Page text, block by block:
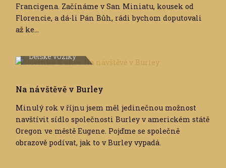
Francigena. Začínáme v San Miniatu, kousek od
Florencie, a dá-li Pán Bůh, rádi bychom doputovali
až ke...
Dětské vozíky
Na návštěvě v Burley
Minulý rok v říjnu jsem měl jedinečnou možnost
navštívit sídlo společnosti Burley v americkém státě
Oregon ve městě Eugene. Pojďme se společně
obrazově podívat, jak to v Burley vypadá.